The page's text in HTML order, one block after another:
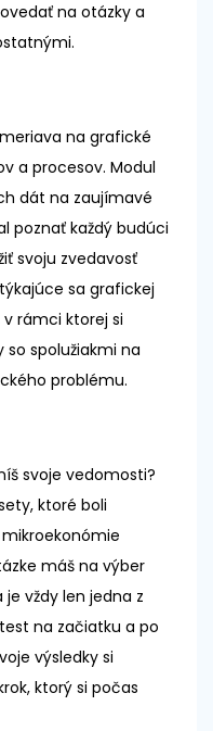
na otázky a
na grafické
a procesov. Modul
dát na zaujímavé
poznať každý budúci
svoju zvedavosť
sa grafickej
v rámci ktorej si
spolužiakmi na
problému.
svoje vedomosti?
ktoré boli
máš na výber
vždy len jedna z
na začiatku a po
výsledky si
ktorý si počas